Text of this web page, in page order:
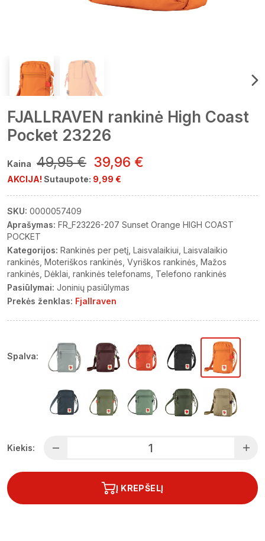
FJALLRAVEN rankinė High Coast
Pocket 23226
Kaina 49,95 € 39,96 €
AKCIJA! Sutaupote: 9,99 €
SKU: 0000057409
Aprašymas: FR_F23226-207 Sunset Orange HIGH COAST
POCKET
Kategorijos: Rankinės per petį Laisvalaikiui Laisvalaikio
rankinės Moteriškos rankinės Vyriškos rankinės Mažos
rankinės Dėklai, rankinės telefonams Telefono rankinės
Pasiūlymai: Joninių pasiūlymas
Prekės ženklas: Fjallraven
Spalva:
Kiekis:
Į KREPŠELĮ